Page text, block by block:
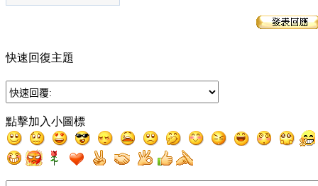
快速回復主題
點擊加入小圖標